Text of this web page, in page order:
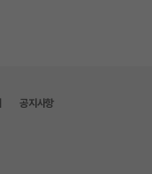
공지사항